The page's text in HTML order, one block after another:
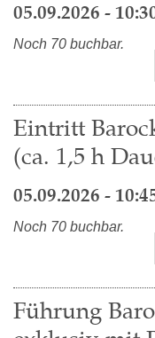
05.09.2026 -
Noch 70 buchbar.
Eintritt
(ca. 1,5 h
05.09.2026 -
Noch 70 buchbar.
Führung